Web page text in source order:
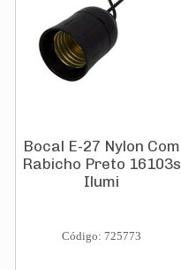
Bocal E-27 Nylon Com
Rabicho Preto 16103s
Ilumi
Código: 725773